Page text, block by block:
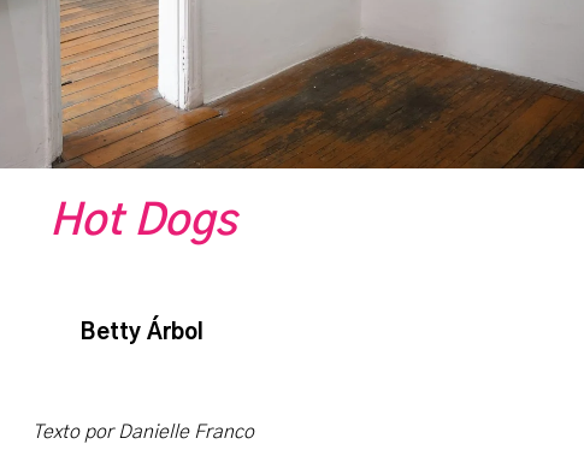
Hot Dogs
Betty Árbol
Texto por Danielle Franco